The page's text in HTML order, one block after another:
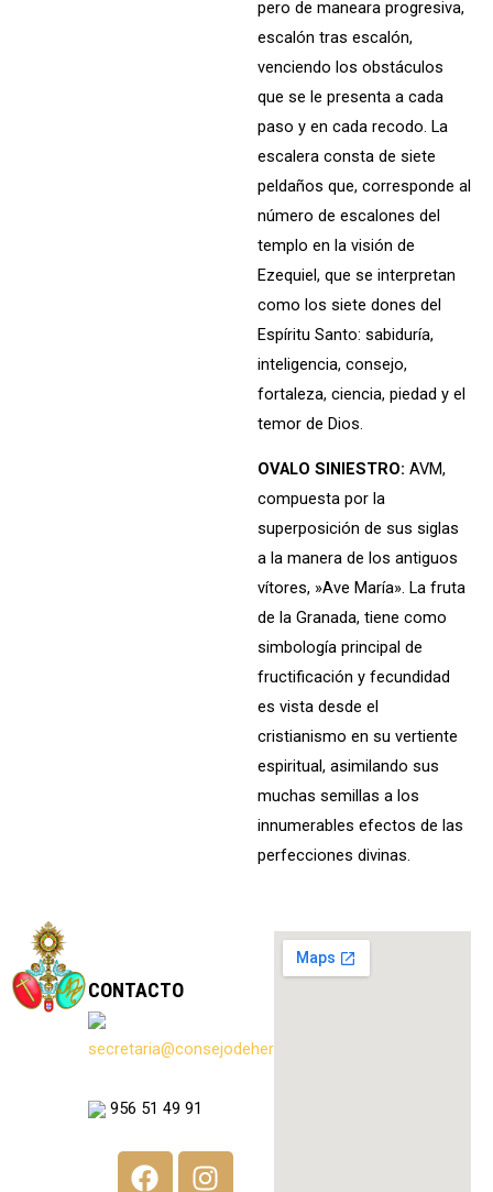
pero de maneara progresiva,
escalón tras escalón,
venciendo los obstáculos
que se le presenta a cada
paso y en cada recodo. La
escalera consta de siete
peldaños que, corresponde al
número de escalones del
templo en la visión de
Ezequiel, que se interpretan
como los siete dones del
Espíritu Santo: sabiduría,
inteligencia, consejo,
fortaleza, ciencia, piedad y el
temor de Dios.
OVALO SINIESTRO: AVM,
compuesta por la
superposición de sus siglas
a la manera de los antiguos
vítores, »Ave María». La fruta
de la Granada, tiene como
simbología principal de
fructificación y fecundidad
es vista desde el
cristianismo en su vertiente
espiritual, asimilando sus
muchas semillas a los
innumerables efectos de las
perfecciones divinas.
CONTACTO
secretaria@consejodehermandadesdeceuta.es
956 51 49 91
F
I